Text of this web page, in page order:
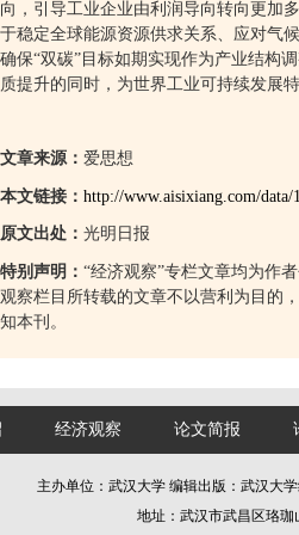
向，引导工业企业由利润导向转向更加
于稳定全球能源资源供求关系、应对气
确保“双碳”目标如期实现作为产业结构
质提升的同时，为世界工业可持续发展
文章来源： 爱思想
本文链接： http://www.aisixiang.com/data/
原文出处： 光明日报
特别声明： “经济观察”专栏文章均为作
观察栏目所转载的文章不以营利为目的
知本刊。
经济观察 论文简报
主办单位：武汉大学 编辑出版：武汉大
地址：武汉市武昌区珞珈